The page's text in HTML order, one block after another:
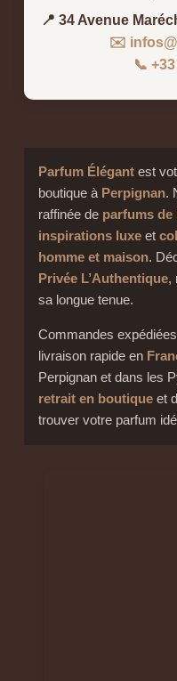
📍 34 Avenue
✉️
📞
Parfum Élégantest
boutique à Perpignan.
raffinée de parfums de
inspirations luxeet
homme et maison.
Privée L’Authentique,
sa longue tenue.
Commandes
livraison rapide en
Perpignan et dans les
retrait en boutiqueet
trouver votre parfum